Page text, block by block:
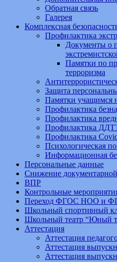
Обратная связь
Галерея
Комплексная
Профилактика
Документы о
Памятки по
терроризма
Защита
Памятки учащимся
Профилактика
Профилактика
Профилактика
Профилактика
Психологическая
Информационная
Персональные данные
Снижение
ВПР
Контрольные
Переход ФГОС НОО и
Школьный спортивный
Школьный театр “Юный
Аттестация
Аттестация
Аттестация
Аттестация